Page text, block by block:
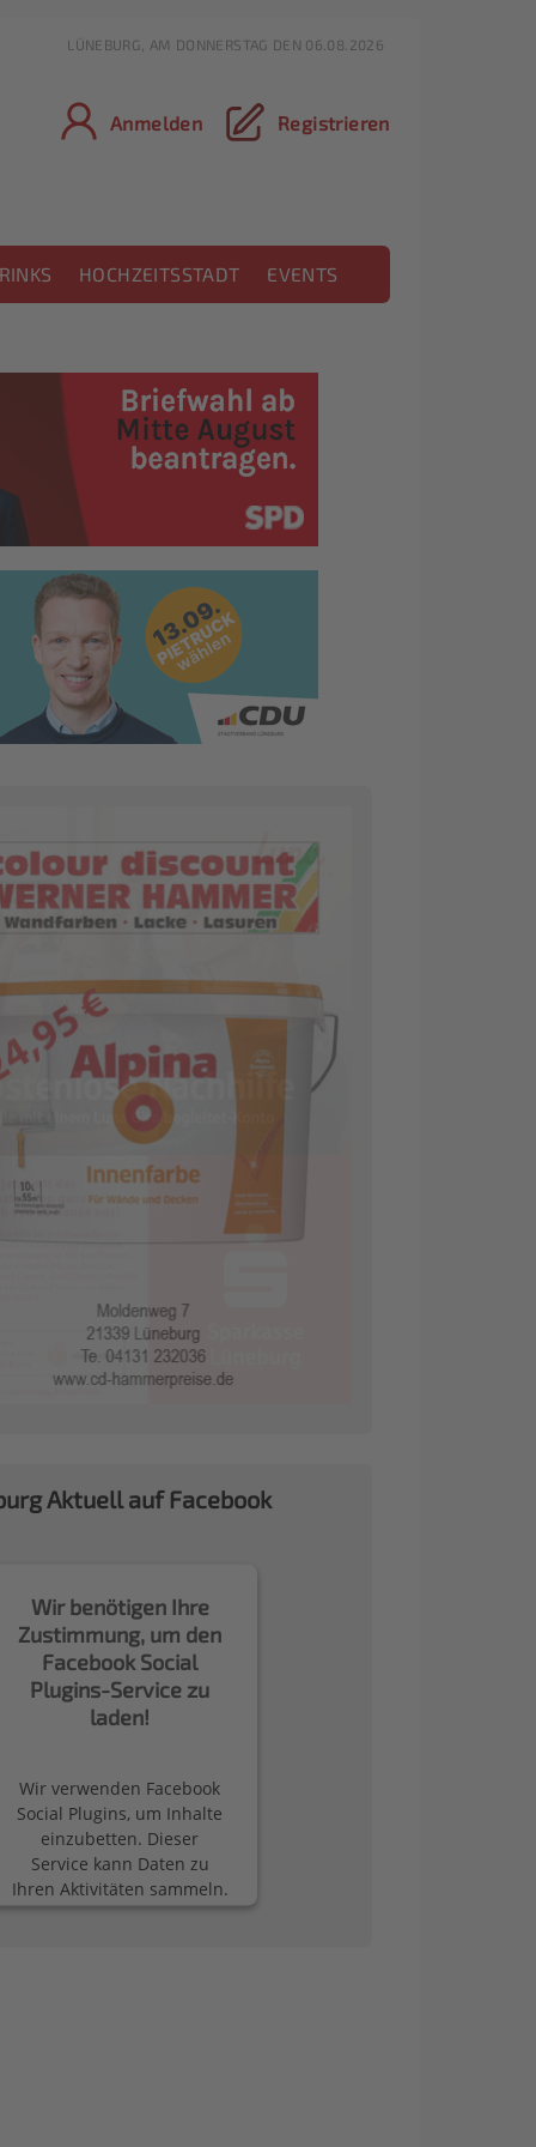
Anmelden Registrieren
HOCHZEITSSTADT EVENTS
LÜNEBURG, AM DONNERSTAG DEN 06.08.2026
Aktuell auf Facebook
Wir benötigen Ihre
Zustimmung, um den
Facebook Social
Plugins-Service zu
laden!
Wir verwenden Facebook
Social Plugins, um Inhalte
einzubetten. Dieser
Service kann Daten zu
Ihren Aktivitäten sammeln.
Bitte lesen Sie die Details